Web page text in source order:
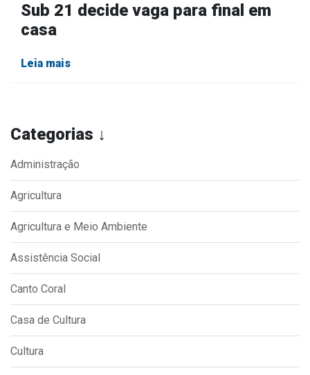
Categorias ↓
Administração
Agricultura
Agricultura e Meio Ambiente
Assistência Social
Canto Coral
Casa de Cultura
Cultura
Sub 21 decide vaga para final em
casa
Leia mais